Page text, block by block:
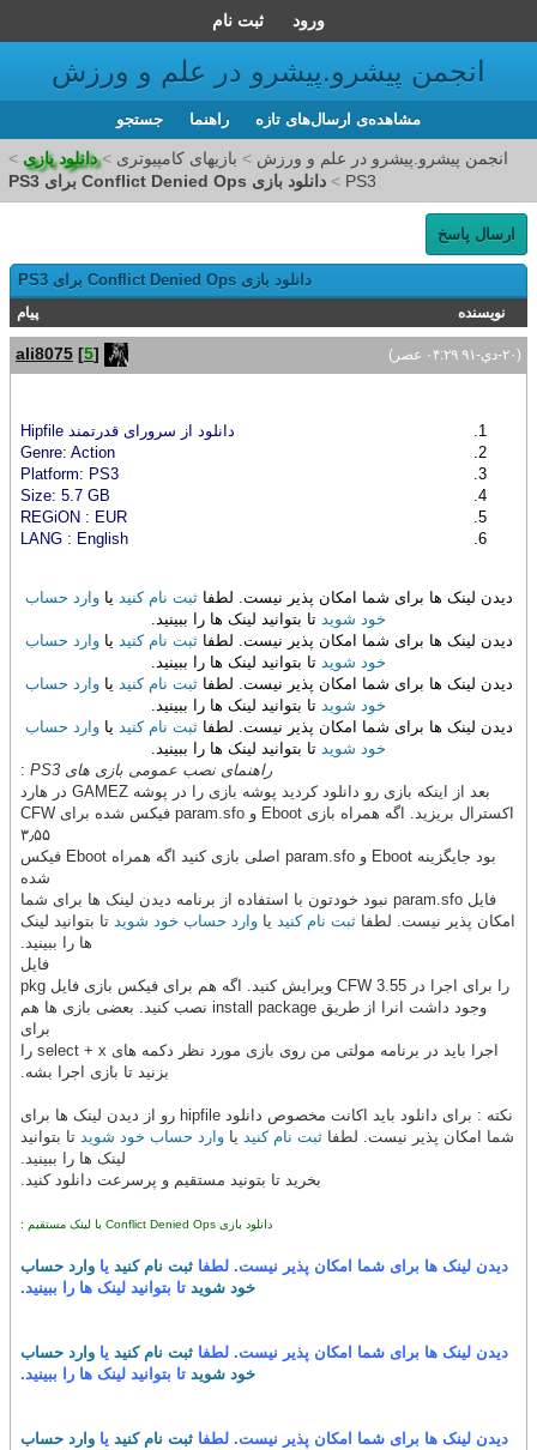
ورود ثبت نام
انجمن پیشرو.پیشرو در علم و ورزش
مشاهده‌ی ارسال‌های تازه‌ راهنما جستجو
انجمن پیشرو.پیشرو در علم و ورزش > بازیهای کامپیوتری >دانلود بازی >
PS3
> دانلود بازی Conflict Denied Ops برای PS3
ارسال پاسخ
دانلود بازی Conflict Denied Ops برای PS3
نویسنده پیام
(۲۰-دي-۹۱ ۰۴:۲۹ عصر) ali8075 [5]
دانلود از سرورای قدرتمند Hipfile
Genre: Action
Platform: PS3
Size: 5.7 GB
REGiON : EUR
LANG : English
دیدن لینک ها برای شما امکان پذیر نیست. لطفاثبت نام کنید یاوارد حساب
خود شوید تا بتوانید لینک ها را ببینید.
دیدن لینک ها برای شما امکان پذیر نیست. لطفاثبت نام کنید یاوارد حساب
خود شوید تا بتوانید لینک ها را ببینید.
دیدن لینک ها برای شما امکان پذیر نیست. لطفاثبت نام کنید یاوارد حساب
خود شوید تا بتوانید لینک ها را ببینید.
دیدن لینک ها برای شما امکان پذیر نیست. لطفاثبت نام کنید یاوارد حساب
خود شوید تا بتوانید لینک ها را ببینید.
راهنمای نصب عمومی بازی های PS3
:
بعد از اینکه بازی رو دانلود کردید پوشه بازی را در پوشه GAMEZ در هارد
اکسترال بریزید. اگه همراه بازی Eboot و param.sfo فیکس شده برای CFW
۳٫۵۵
بود جایگزینه Eboot و param.sfo اصلی بازی کنید اگه همراه Eboot فیکس
شده
فایل param.sfo نبود خودتون با استفاده از برنامه دیدن لینک ها برای شما
امکان پذیر نیست. لطفا ثبت نام کنید یا وارد حساب خود شوید تا بتوانید لینک
ها را ببینید.
فایل
را برای اجرا در CFW 3.55 ویرایش کنید. اگه هم برای فیکس بازی فایل pkg
وجود داشت انرا از طریق install package نصب کنید. بعضی بازی ها هم
برای
اجرا باید در برنامه مولتی من روی بازی مورد نظر دکمه های select + x را
بزنید تا بازی اجرا بشه.
نکته : برای دانلود باید اکانت مخصوص دانلود hipfile رو از دیدن لینک ها برای
شما امکان پذیر نیست. لطفا ثبت نام کنید یا وارد حساب خود شوید تا بتوانید
لینک ها را ببینید.
بخرید تا بتونید مستقیم و پرسرعت دانلود کنید.
دانلود بازی Conflict Denied Ops با لینک مستقیم :
دیدن لینک ها برای شما امکان پذیر نیست. لطفا ثبت نام کنید یا وارد حساب
خود شوید تا بتوانید لینک ها را ببینید.
دیدن لینک ها برای شما امکان پذیر نیست. لطفا ثبت نام کنید یا وارد حساب
خود شوید تا بتوانید لینک ها را ببینید.
دیدن لینک ها برای شما امکان پذیر نیست. لطفا ثبت نام کنید یا وارد حساب